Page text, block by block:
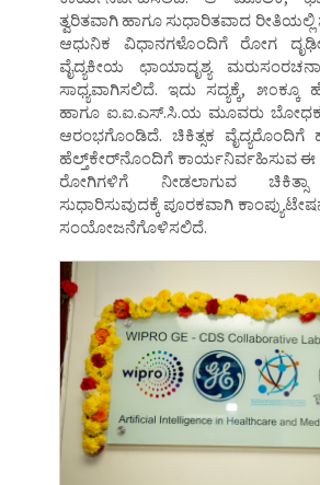
ತ್ವರಿತವಾಗಿ ಹಾಗೂ ಸುಧಾರಿತವಾದ
ಆಧುನಿಕ ವಿಧಾನಗಳೊಂದಿಗೆ ರೋಗ
ವೈದ್ಯಕೀಯ ಛಾಯಾದೃಶ್ಯ ಮರುಸಂರಚನಾ
ಸಾಧ್ಯವಾಗಿಸಲಿದೆ. ಇದು ಸದ್ಯಕ್ಕೆ, ೫೦ಕ್ಕೂ
ಹಾಗೂ ಐ.ಐ.ಎಸ್‌.ಸಿ.ಯ ಮೂವರು ಬೋಧಕ
ಆರಂಭಗೊಂಡಿದೆ. ಚಿಕಿತ್ಸಕ ವೈದ್ಯರೊಂದಿಗೆ
ಹೆಲ್ತ್‌ಕೇರ್‌ನೊಂದಿಗೆ ಕಾರ್ಯನಿರ್ವಹಿಸುವ
ರೋಗಿಗಳಿಗೆ ನೀಡಲಾಗುವ ಚಿಕಿತ್ಸಾ
ಸುಧಾರಿಸುವುದಕ್ಕೆ ಪೂರಕವಾಗಿ
ಸಂಯೋಜನೆಗೊಳಿಸಲಿದೆ.